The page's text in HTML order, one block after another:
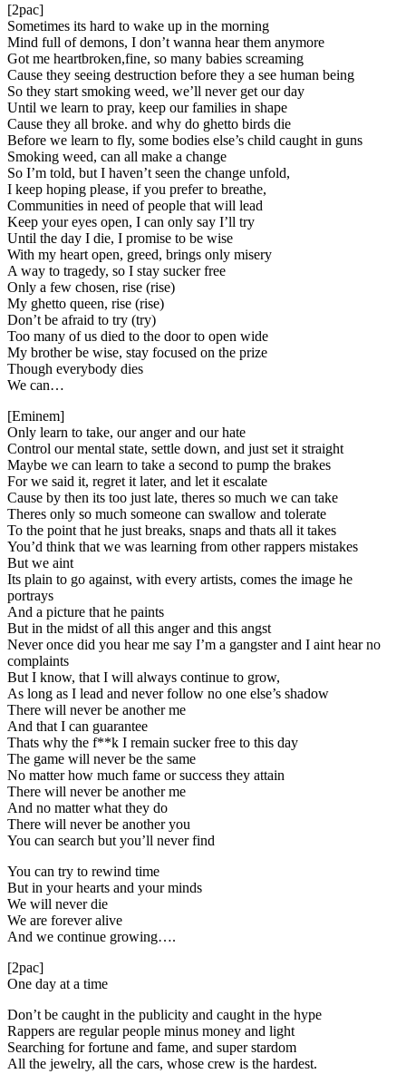
[2pac]
Sometimes its hard to wake up in the morning
Mind full of demons, I don’t wanna hear them anymore
Got me heartbroken,fine, so many babies screaming
Cause they seeing destruction before they a see human being
So they start smoking weed, we’ll never get our day
Until we learn to pray, keep our families in shape
Cause they all broke. and why do ghetto birds die
Before we learn to fly, some bodies else’s child caught in guns
Smoking weed, can all make a change
So I’m told, but I haven’t seen the change unfold,
I keep hoping please, if you prefer to breathe,
Communities in need of people that will lead
Keep your eyes open, I can only say I’ll try
Until the day I die, I promise to be wise
With my heart open, greed, brings only misery
A way to tragedy, so I stay sucker free
Only a few chosen, rise (rise)
My ghetto queen, rise (rise)
Don’t be afraid to try (try)
Too many of us died to the door to open wide
My brother be wise, stay focused on the prize
Though everybody dies
We can…
[Eminem]
Only learn to take, our anger and our hate
Control our mental state, settle down, and just set it straight
Maybe we can learn to take a second to pump the brakes
For we said it, regret it later, and let it escalate
Cause by then its too just late, theres so much we can take
Theres only so much someone can swallow and tolerate
To the point that he just breaks, snaps and thats all it takes
You’d think that we was learning from other rappers mistakes
But we aint
Its plain to go against, with every artists, comes the image he
portrays
And a picture that he paints
But in the midst of all this anger and this angst
Never once did you hear me say I’m a gangster and I aint hear no
complaints
But I know, that I will always continue to grow,
As long as I lead and never follow no one else’s shadow
There will never be another me
And that I can guarantee
Thats why the f**k I remain sucker free to this day
The game will never be the same
No matter how much fame or success they attain
There will never be another me
And no matter what they do
There will never be another you
You can search but you’ll never find
You can try to rewind time
But in your hearts and your minds
We will never die
We are forever alive
And we continue growing….
[2pac]
One day at a time
Don’t be caught in the publicity and caught in the hype
Rappers are regular people minus money and light
Searching for fortune and fame, and super stardom
All the jewelry, all the cars, whose crew is the hardest.